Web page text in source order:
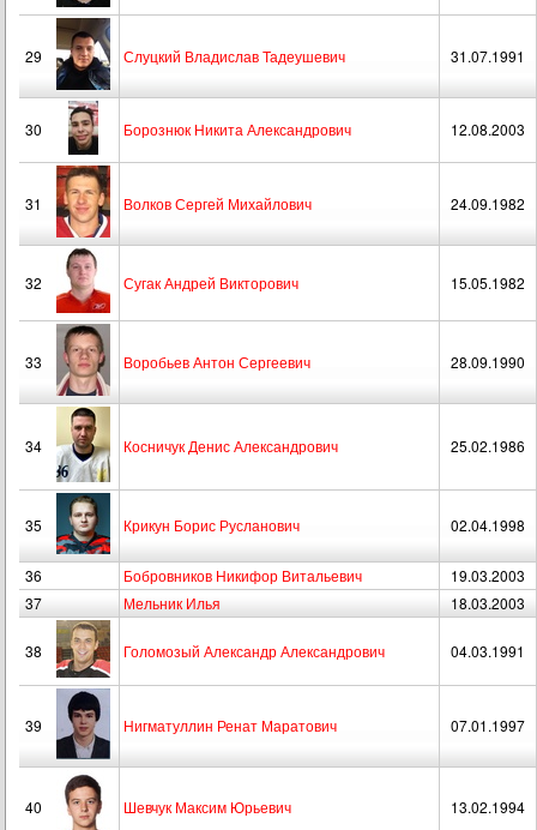
29 Слуцкий Владислав Тадеушевич 31.07.1991
30 Борознюк Никита Александрович 12.08.2003
31 Волков Сергей Михайлович 24.09.1982
32 Сугак Андрей Викторович 15.05.1982
33 Воробьев Антон Сергеевич 28.09.1990
34 Косничук Денис Александрович 25.02.1986
35 Крикун Борис Русланович 02.04.1998
36 Бобровников Никифор Витальевич
19.03.2003
37
Мельник Илья 18.03.2003
38 Голомозый Александр Александрович 04.03.1991
39 Нигматуллин Ренат Маратович 07.01.1997
40 Шевчук Максим Юрьевич 13.02.1994